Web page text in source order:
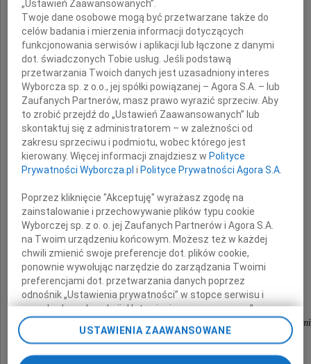
i Jej
Najbliższym
wyrazy szczerego współczucia
z powodu śmierci Męża
Michała Hilchena
składają
Anula, Michał, Tomek Kreczmarowie z rodzinami
„Ustawień Zaawansowanych”.
Twoje dane osobowe mogą być przetwarzane także do
celów badania i mierzenia informacji dotyczących
funkcjonowania serwisów i aplikacji lub łączone z danymi
dot. świadczonych Tobie usług. Jeśli podstawą
przetwarzania Twoich danych jest uzasadniony interes
Wyborcza sp. z o.o., jej spółki powiązanej – Agora S.A. – lub
Zaufanych Partnerów, masz prawo wyrazić sprzeciw. Aby
to zrobić przejdź do „Ustawień Zaawansowanych” lub
skontaktuj się z administratorem – w zależności od
zakresu sprzeciwu i podmiotu, wobec którego jest
kierowany. Więcej informacji znajdziesz w Polityce
Prywatności Wyborcza.pl i Polityce Prywatności Agora S.A.
Poprzez kliknięcie "Akceptuję" wyrażasz zgodę na
zainstalowanie i przechowywanie plików typu cookie
Wyborczej sp. z o. o. jej Zaufanych Partnerów i Agora S.A.
na Twoim urządzeniu końcowym. Możesz też w każdej
chwili zmienić swoje preferencje dot. plików cookie,
ponownie wywołując narzędzie do zarządzania Twoimi
preferencjami dot. przetwarzania danych poprzez
odnośnik „Ustawienia prywatności” w stopce serwisu i
przechodząc do sekcji „Ustawienia zaawansowane”.
Zmiana ustawień plików cookie możliwa jest także za
pomocą ustawień przeglądarki.
USTAWIENIA ZAAWANSOWANE